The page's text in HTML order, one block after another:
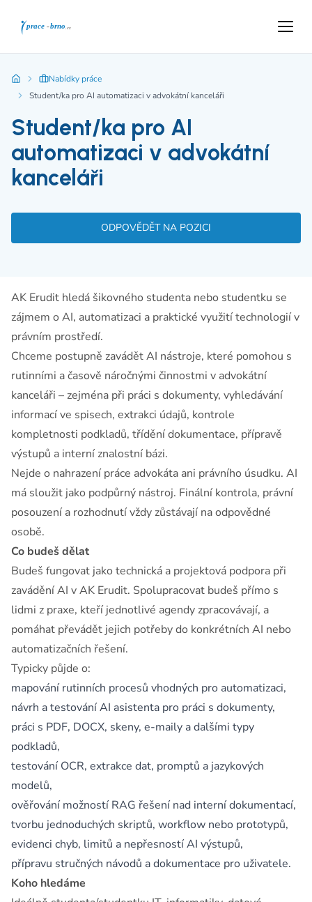
Nabídky práce
Student/ka pro AI automatizaci v advokátní kanceláři
Student/ka pro AI
automatizaci v advokátní
kanceláři
ODPOVĚDĚT NA POZICI
AK Erudit hledá šikovného studenta nebo studentku se
zájmem o AI, automatizaci a praktické využití technologií v
právním prostředí.
Chceme postupně zavádět AI nástroje, které pomohou s
rutinními a časově náročnými činnostmi v advokátní
kanceláři – zejména při práci s dokumenty, vyhledávání
informací ve spisech, extrakci údajů, kontrole
kompletnosti podkladů, třídění dokumentace, přípravě
výstupů a interní znalostní bázi.
Nejde o nahrazení práce advokáta ani právního úsudku. AI
má sloužit jako podpůrný nástroj. Finální kontrola, právní
posouzení a rozhodnutí vždy zůstávají na odpovědné
osobě.
Co budeš dělat
Budeš fungovat jako technická a projektová podpora při
zavádění AI v AK Erudit. Spolupracovat budeš přímo s
lidmi z praxe, kteří jednotlivé agendy zpracovávají, a
pomáhat převádět jejich potřeby do konkrétních AI nebo
automatizačních řešení.
Typicky půjde o:
mapování rutinních procesů vhodných pro automatizaci,
návrh a testování AI asistenta pro práci s dokumenty,
práci s PDF, DOCX, skeny, e-maily a dalšími typy
podkladů,
testování OCR, extrakce dat, promptů a jazykových
modelů,
ověřování možností RAG řešení nad interní dokumentací,
tvorbu jednoduchých skriptů, workflow nebo prototypů,
evidenci chyb, limitů a nepřesností AI výstupů,
přípravu stručných návodů a dokumentace pro uživatele.
Koho hledáme